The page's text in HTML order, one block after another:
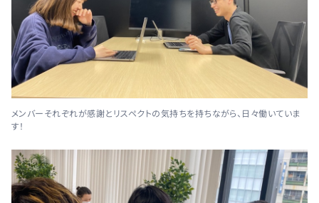
メンバーそれぞれが感謝とリスペクトの気持ちを持ちながら、日々働いていま
す！